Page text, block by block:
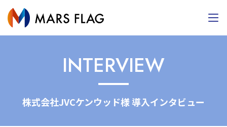
INTERVIEW
株式会社JVCケンウッド様 導入インタビュー